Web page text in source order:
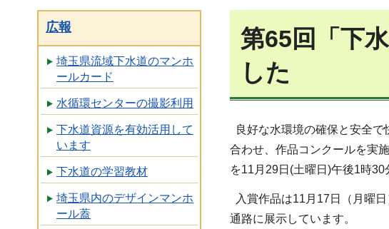
広報
埼玉県流域下水道のマンホ
ールカード
水循環センターの撮影利用
下水道資源を有効活用して
います
下水道の学習教材
埼玉県内のデザインマンホ
ール蓋
第65回「下
した
良好な水環境の確保と安全
合わせ、作品コンクールを実
を11月29日(土曜日)午後1時
入賞作品は11月17日（月曜
通路に展示しています。